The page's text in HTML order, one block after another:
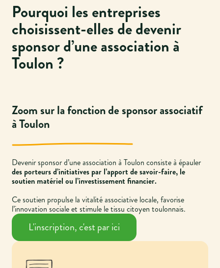
Pourquoi les entreprises
choisissent-elles de devenir
sponsor d’une association à
Toulon ?
Zoom sur la fonction de sponsor associatif
à Toulon
Devenir sponsor d’une association à Toulon consiste à épauler
des porteurs d’initiatives par l’apport de savoir-faire, le
soutien matériel ou l’investissement financier.
Ce soutien propulse la vitalité associative locale, favorise
l’innovation sociale et stimule le tissu citoyen toulonnais.
L'inscription, c'est par ici